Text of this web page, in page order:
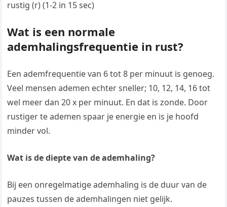
rustig (r) (1-2 in 15 sec)
Wat is een normale
ademhalingsfrequentie in rust?
Een ademfrequentie van 6 tot 8 per minuut is genoeg.
Veel mensen ademen echter sneller; 10, 12, 14, 16 tot
wel meer dan 20 x per minuut. En dat is zonde. Door
rustiger te ademen spaar je energie en is je hoofd
minder vol.
Wat is de diepte van de ademhaling?
Bij een onregelmatige ademhaling is de duur van de
pauzes tussen de ademhalingen niet gelijk.